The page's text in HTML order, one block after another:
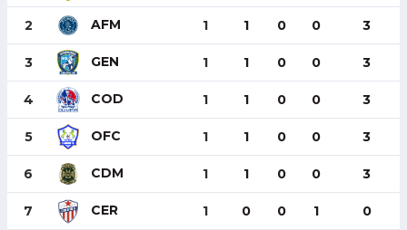
2 AFM 1 1 0 0 3
3 GEN 1 1 0 0 3
4 COD 1 1 0 0 3
5 OFC 1 1 0 0 3
6 CDM 1 1 0 0 3
7 CER 1 0 0 1 0